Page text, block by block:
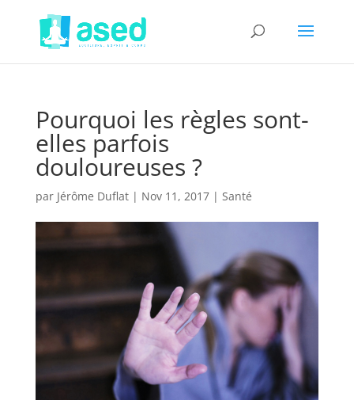
Pourquoi les règles sont-
elles parfois
douloureuses ?
par Jérôme Duflat| Nov 11, 2017| Santé